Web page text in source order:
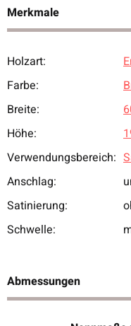
Merkmale
Produkteigenschaft
Wert
Holzart:
Farbe:
Breite:
Höhe:
Verwendungsbereich:
Anschlag:
Satinierung:
Schwelle:
Abmessungen